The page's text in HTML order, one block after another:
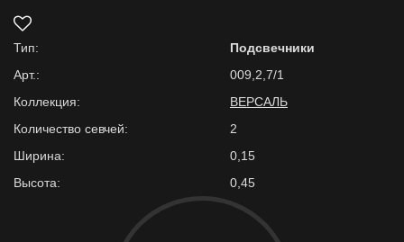
Тип:
Подсвечники
Арт.:
009,2,7/1
Коллекция:
ВЕРСАЛЬ
Количество севчей:
2
Ширина:
0,15
Высота:
0,45